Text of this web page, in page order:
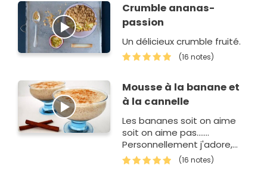
Crumble ananas-
passion
Un délicieux crumble fruité.
(16 notes)
Mousse à la banane et
à la cannelle
Les bananes soit on aime
soit on aime pas.......
Personnellement j'adore,
c'est l'un de mes fruits
préférés. Ce qui m'amène à
(16 notes)